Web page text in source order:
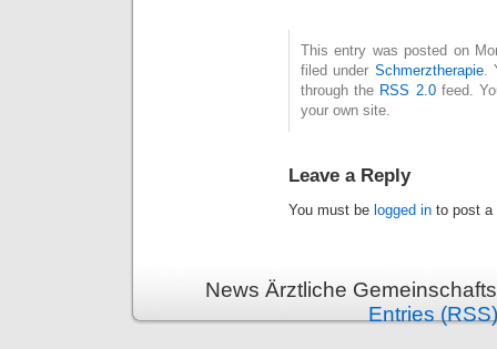
This entry was posted on
filed under Schmerztherapie.
through the RSS 2.0feed.
your own site.
Leave a Reply
You must be logged in to post a
News Ärztliche
Entries (RSS)